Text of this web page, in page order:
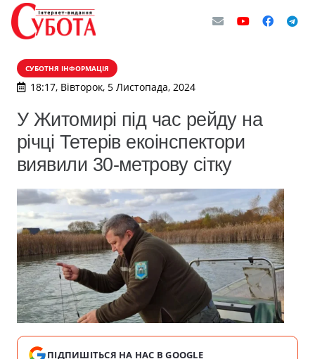
СУБОТНЯ ІНФОРМАЦІЯ
18:17, Вівторок, 5 Листопада, 2024
У Житомирі під час рейду на
річці Тетерів екоінспектори
виявили 30-метрову сітку
ПІДПИШІТЬСЯ НА НАС В GOOGLE